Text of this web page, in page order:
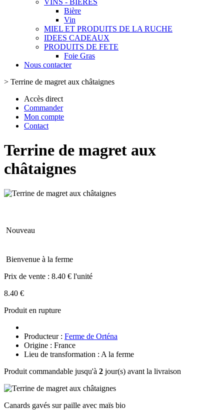
VINS - BIERES
Bière
Vin
MIEL ET PRODUITS DE LA RUCHE
IDEES CADEAUX
PRODUITS DE FETE
Foie Gras
Nous contacter
> Terrine de magret aux châtaignes
Accès direct
Commander
Mon compte
Contact
Terrine de magret aux
châtaignes
Nouveau
Bienvenue à la ferme
Prix de vente : 8.40 € l'unité
8.40 €
Produit en rupture
Producteur : Ferme de Orténa
Origine : France
Lieu de transformation : A la ferme
Produit commandable jusqu'à 2 jour(s) avant la livraison
Canards gavés sur paille avec maïs bio